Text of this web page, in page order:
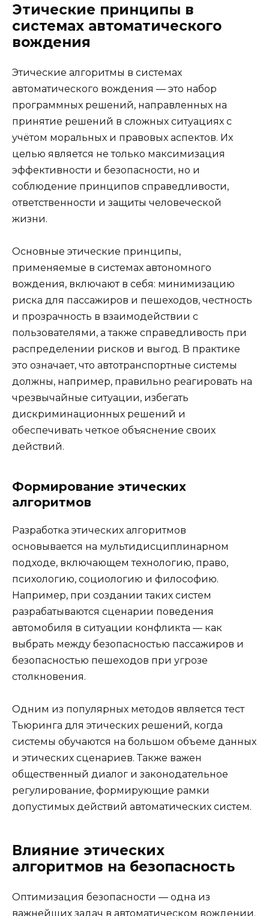
Этические принципы в
системах автоматического
вождения
Этические алгоритмы в системах
автоматического вождения — это набор
программных решений, направленных на
принятие решений в сложных ситуациях с
учётом моральных и правовых аспектов. Их
целью является не только максимизация
эффективности и безопасности, но и
соблюдение принципов справедливости,
ответственности и защиты человеческой
жизни.
Основные этические принципы,
применяемые в системах автономного
вождения, включают в себя: минимизацию
риска для пассажиров и пешеходов, честность
и прозрачность в взаимодействии с
пользователями, а также справедливость при
распределении рисков и выгод. В практике
это означает, что автотранспортные системы
должны, например, правильно реагировать на
чрезвычайные ситуации, избегать
дискриминационных решений и
обеспечивать четкое объяснение своих
действий.
Формирование этических
алгоритмов
Разработка этических алгоритмов
основывается на мультидисциплинарном
подходе, включающем технологию, право,
психологию, социологию и философию.
Например, при создании таких систем
разрабатываются сценарии поведения
автомобиля в ситуации конфликта — как
выбрать между безопасностью пассажиров и
безопасностью пешеходов при угрозе
столкновения.
Одним из популярных методов является тест
Тьюринга для этических решений, когда
системы обучаются на большом объеме данных
и этических сценариев. Также важен
общественный диалог и законодательное
регулирование, формирующие рамки
допустимых действий автоматических систем.
Влияние этических
алгоритмов на безопасность
Оптимизация безопасности — одна из
важнейших задач в автоматическом вождении.